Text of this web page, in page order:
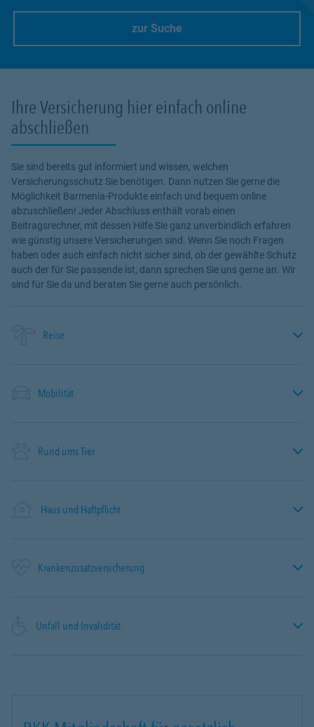
zur Suche
Ihre Versicherung hier einfach online
abschließen
Sie sind bereits gut informiert und wissen, welchen
Versicherungsschutz Sie benötigen. Dann nutzen Sie gerne die
Möglichkeit Barmenia-Produkte einfach und bequem online
abzuschließen! Jeder Abschluss enthält vorab einen
Beitragsrechner, mit dessen Hilfe Sie ganz unverbindlich erfahren
wie günstig unsere Versicherungen sind. Wenn Sie noch Fragen
haben oder auch einfach nicht sicher sind, ob der gewählte Schutz
auch der für Sie passende ist, dann sprechen Sie uns gerne an. Wir
sind für Sie da und beraten Sie gerne auch persönlich.
Reise
Mobilität
Rund ums Tier
Haus und Haftpflicht
Krankenzusatzversicherung
Unfall und Invalidität